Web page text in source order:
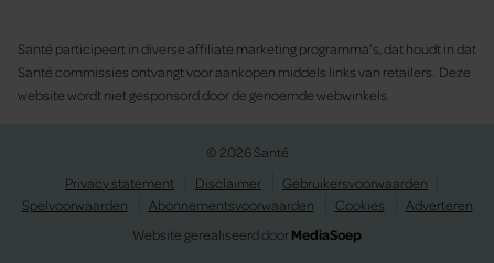
Santé participeert in diverse affiliate marketing programma’s, dat houdt in dat
Santé commissies ontvangt voor aankopen middels links van retailers. Deze
website wordt niet gesponsord door de genoemde webwinkels.
© 2026 Santé
Privacy statement
Disclaimer
Gebruikersvoorwaarden
Spelvoorwaarden
Abonnementsvoorwaarden Cookies
Adverteren
Website gerealiseerd doorMediaSoep